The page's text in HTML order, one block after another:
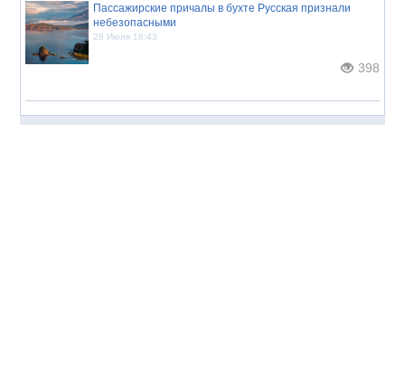
Пассажирские причалы в бухте Русская признали
небезопасными
28 Июля 18:43
398